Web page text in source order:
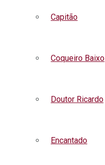
Capitão
Coqueiro Baixo
Doutor Ricardo
Encantado